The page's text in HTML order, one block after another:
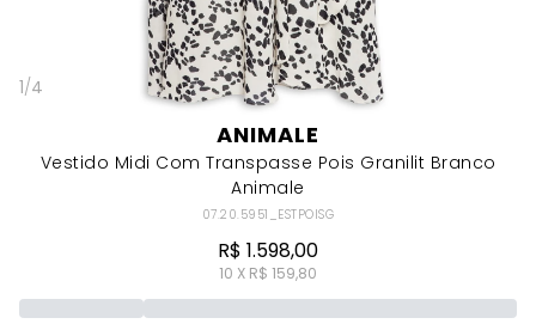
1/4
ANIMALE
Vestido Midi Com Transpasse Pois Granilit Branco
Animale
07.20.5951_ESTPOISG
R$ 1.598,00
10 X R$ 159,80